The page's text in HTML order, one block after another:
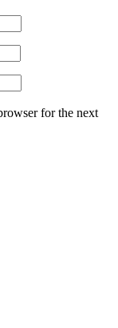
for the next